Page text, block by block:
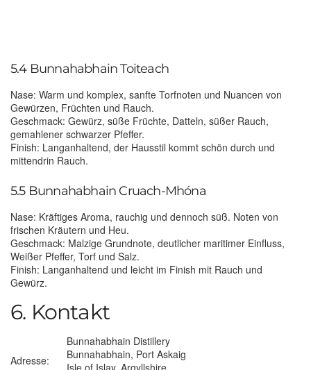
5.4 Bunnahabhain Toiteach
Nase: Warm und komplex, sanfte Torfnoten und Nuancen von
Gewürzen, Früchten und Rauch.
Geschmack: Gewürz, süße Früchte, Datteln, süßer Rauch,
gemahlener schwarzer Pfeffer.
Finish: Langanhaltend, der Hausstil kommt schön durch und
mittendrin Rauch.
5.5 Bunnahabhain Cruach-Mhóna
Nase: Kräftiges Aroma, rauchig und dennoch süß. Noten von
frischen Kräutern und Heu.
Geschmack: Malzige Grundnote, deutlicher maritimer Einfluss,
Weißer Pfeffer, Torf und Salz.
Finish: Langanhaltend und leicht im Finish mit Rauch und
Gewürz.
6. Kontakt
Adresse:
Bunnahabhain Distillery
Bunnahabhain, Port Askaig